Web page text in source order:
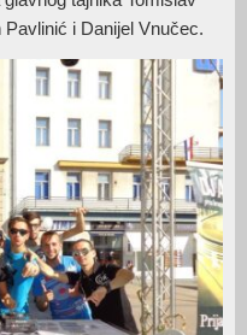
i Danijel Vnučec.